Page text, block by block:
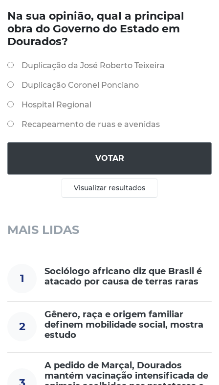
Na sua opinião, qual a principal
obra do Governo do Estado em
Dourados?
Duplicação da José Roberto Teixeira
Duplicação Coronel Ponciano
Hospital Regional
Recapeamento de ruas e avenidas
VOTAR
Visualizar resultados
MAIS LIDAS
1
Sociólogo africano diz que Brasil é
atacado por causa de terras raras
2
Gênero, raça e origem familiar
definem mobilidade social, mostra
estudo
A pedido de Marçal, Dourados
mantém vacinação intensificada de